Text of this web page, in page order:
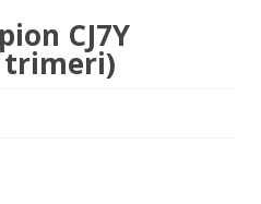
CJ7Y
trimeri)